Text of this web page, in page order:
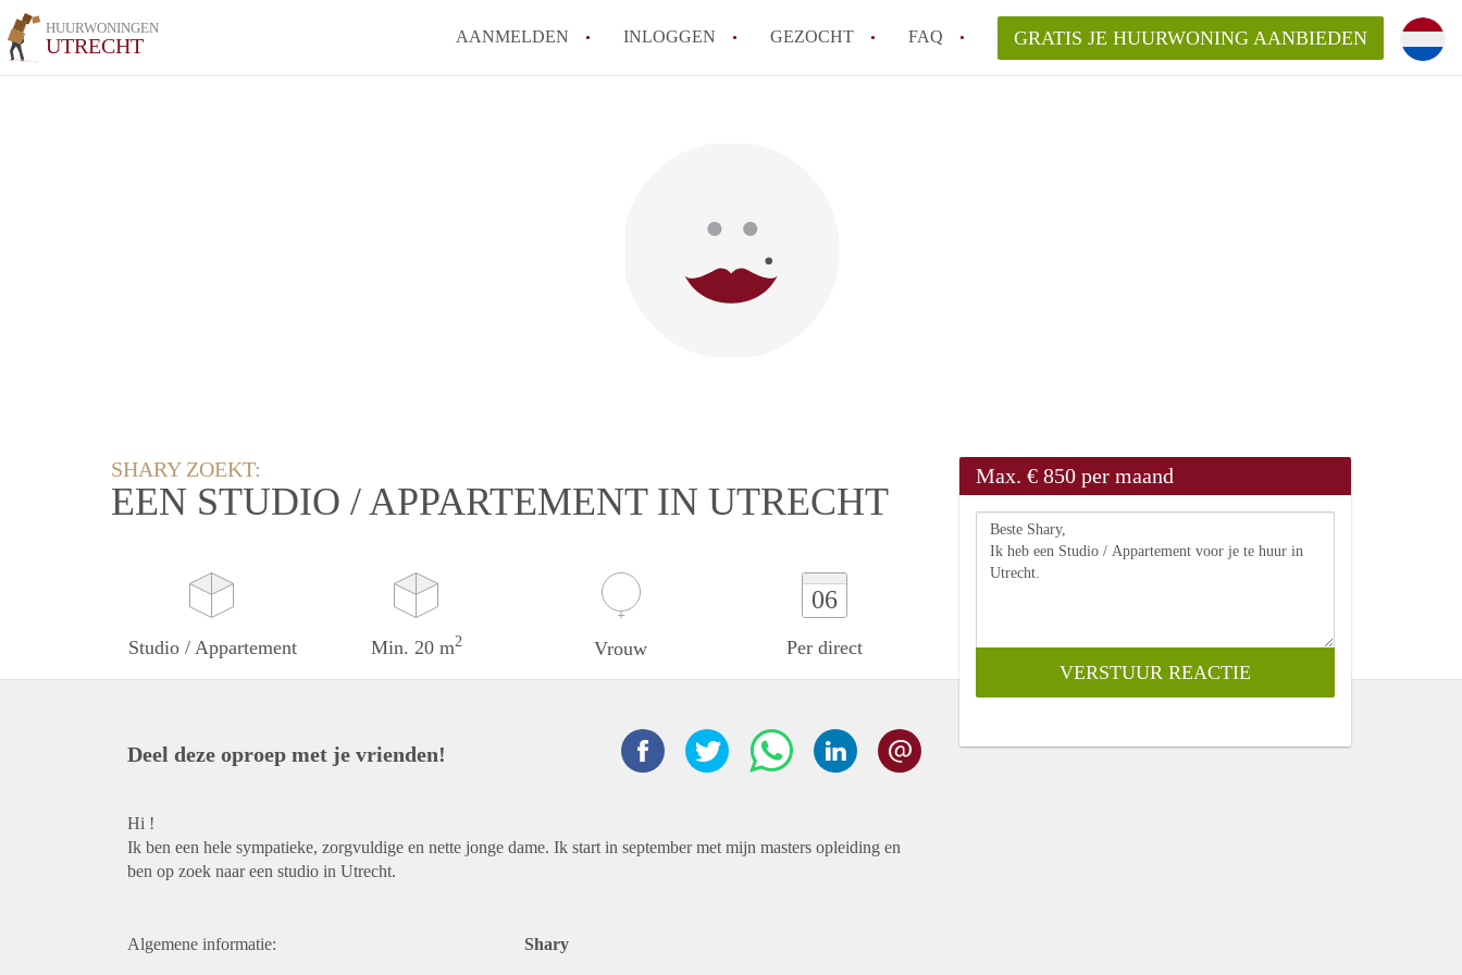
HUURWONINGEN
UTRECHT AANMELDEN INLOGGEN GEZOCHT FAQ
Wat is de privacyverklaring van HuurwoningenUtrecht?
Berekent HuurwoningenUtrecht
makelaarsvergoeding/bemiddelingsvergoeding?
GRATIS JE HUURWONING AANBIEDEN
SHARY ZOEKT:
EEN STUDIO / APPARTEMENT IN UTRECHT
Studio / Appartement Min. 20 m2 Vrouw
06
Per direct
Max. € 850 per maand
Deel deze oproep met je vrienden!
Hi !
Ik ben een hele sympatieke, zorgvuldige en nette jonge dame. Ik start in september met mijn masters opleiding en
ben op zoek naar een studio in Utrecht.
Algemene informatie: Shary